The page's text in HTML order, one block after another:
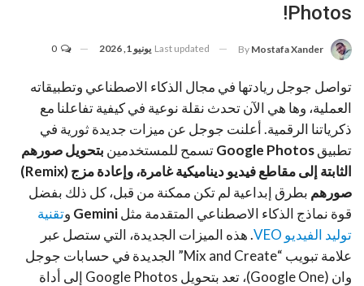
Photos!
By Mostafa Xander
Last updated يونيو 1, 2026
تواصل جوجل ريادتها في مجال الذكاء الاصطناعي وتطبيقاته
العملية، وها هي الآن تحدث نقلة نوعية في كيفية تفاعلنا مع
ذكرياتنا الرقمية. أعلنت جوجل عن ميزات جديدة ثورية في
تطبيقGoogle Photosتسمح للمستخدمين بتحويل صورهم
الثابتة إلى مقاطع فيديو ديناميكية غامرة، وإعادة مزج (Remix)
صورهم بطرق إبداعية لم تكن ممكنة من قبل، كل ذلك بفضل
قوة نماذج الذكاء الاصطناعي المتقدمة مثلGemini وتقنية
توليد الفيديو VEO
. هذه الميزات الجديدة، التي ستصل عبر
علامة تبويب “Mix and Create” الجديدة في حسابات جوجل
وان (Google One)، تعد بتحويل Google Photos إلى أداة